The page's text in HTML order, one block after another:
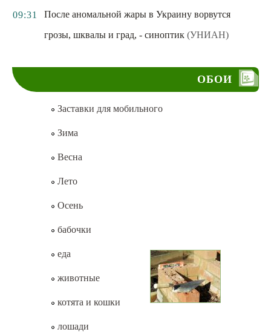
09:31
После аномальной жары в Украину ворвутся
грозы, шквалы и град, - синоптик (УНИАН)
ОБОИ
Заставки для мобильного
Зима
Весна
Лето
Осень
бабочки
еда
животные
котята и кошки
лошади